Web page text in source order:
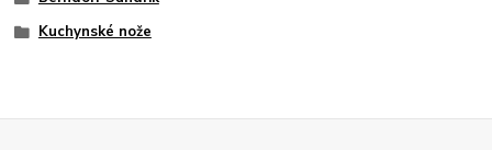
Kuchynské nože